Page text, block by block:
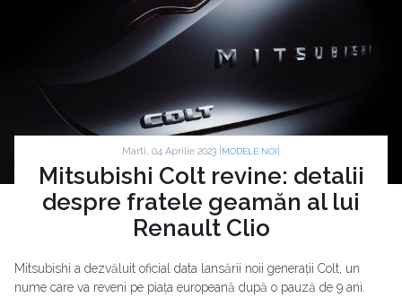
Marti, 04 Aprilie 2023 | MODELE NOI
Mitsubishi Colt revine: detalii
despre fratele geamăn al lui
Renault Clio
Mitsubishi a dezvăluit oficial data lansării noii generații Colt, un
nume care va reveni pe piața europeană după o pauză de 9 ani.